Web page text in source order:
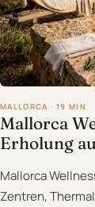
MALLORCA · 19 MIN
Mallorca
Erholung
Mallorca
Zentren,